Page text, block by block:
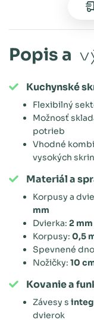
Popis a
Kuchynské
Flexibilný
Možnosť
potrieb
Vhodné
vysokých
Materiál a
Korpusy a
mm
Dvierka: 2 mm
Korpusy: 0,5
Spevnené
Nožičky: 10
Kovanie a
Závesy s
dvierok